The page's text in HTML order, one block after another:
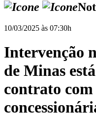
10/03/2025 às 07:30h
Intervenção
de Minas
contrato